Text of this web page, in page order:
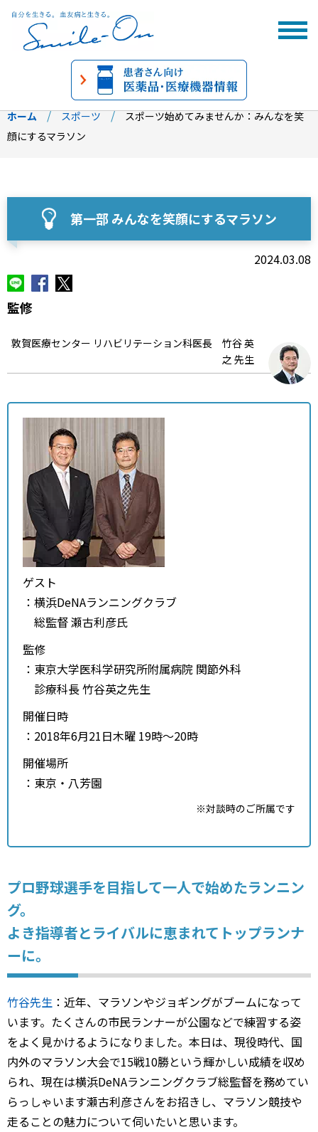
ホーム スポーツ
スポーツ始めてみませんか：みんなを笑
顔にするマラソン
第一部 みんなを笑顔にするマラソン
2024.03.08
監修
敦賀医療センター リハビリテーション科医長 竹谷 英
之 先生
ゲスト
：横浜DeNAランニングクラブ
総監督 瀬古利彦氏
監修
：東京大学医科学研究所附属病院 関節外科
診療科長 竹谷英之先生
開催日時
：2018年6月21日木曜 19時～20時
開催場所
：東京・八芳園
※対談時のご所属です
プロ野球選手を目指して一人で始めたランニン
グ。
よき指導者とライバルに恵まれてトップランナ
ーに。
竹谷先生 ：近年、マラソンやジョギングがブームになって
います。たくさんの市民ランナーが公園などで練習する姿
をよく見かけるようになりました。本日は、現役時代、国
内外のマラソン大会で15戦10勝という輝かしい成績を収め
られ、現在は横浜DeNAランニングクラブ総監督を務めてい
らっしゃいます瀬古利彦さんをお招きし、マラソン競技や
走ることの魅力について伺いたいと思います。